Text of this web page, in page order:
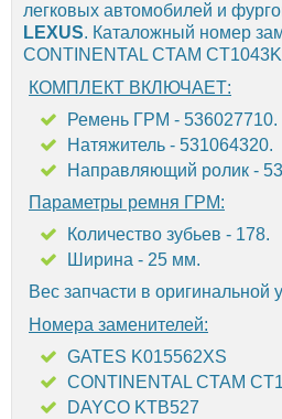
легковых автомобилей и
LEXUS. Каталожный номер
CONTINENTAL CTAM
КОМПЛЕКТ ВКЛЮЧАЕТ:
Ремень ГРМ - 536027710.
Натяжитель - 531064320.
Направляющий ролик -
Параметры ремня ГРМ:
Количество зубьев - 178.
Ширина - 25 мм.
Вес запчасти в оригинальной
Номера заменителей:
GATES K015562XS
CONTINENTAL CTAM
DAYCO KTB527